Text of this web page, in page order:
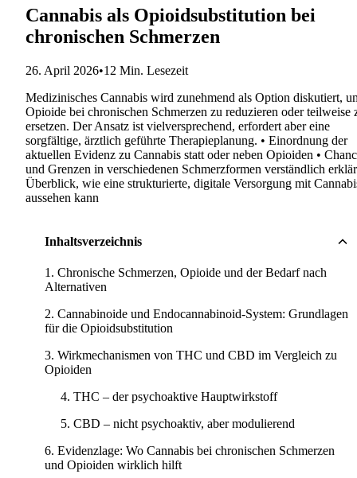
Cannabis als Opioidsubstitution bei
chronischen Schmerzen
26. April 2026•12 Min. Lesezeit
Medizinisches Cannabis wird zunehmend als Option diskutiert,
Opioide bei chronischen Schmerzen zu reduzieren oder teilweise
ersetzen. Der Ansatz ist vielversprechend, erfordert aber eine
sorgfältige, ärztlich geführte Therapieplanung. • Einordnung der
aktuellen Evidenz zu Cannabis statt oder neben Opioiden •
und Grenzen in verschiedenen Schmerzformen verständlich
Überblick, wie eine strukturierte, digitale Versorgung mit
aussehen kann
Inhaltsverzeichnis
Chronische Schmerzen, Opioide und der Bedarf nach
Alternativen
Cannabinoide und Endocannabinoid-System: Grundlagen
für die Opioidsubstitution
Wirkmechanismen von THC und CBD im Vergleich zu
Opioiden
THC – der psychoaktive Hauptwirkstoff
CBD – nicht psychoaktiv, aber modulierend
Evidenzlage: Wo Cannabis bei chronischen Schmerzen
und Opioiden wirklich hilft